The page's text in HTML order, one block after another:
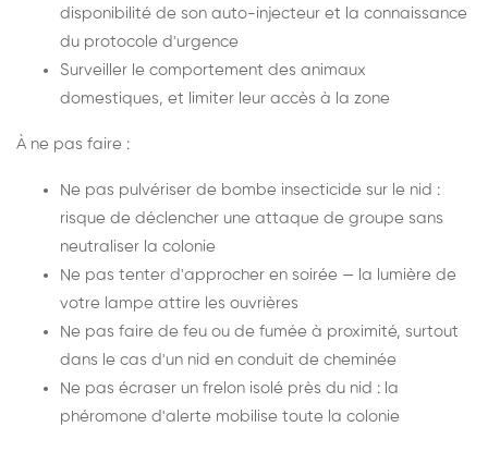
disponibilité de son auto-injecteur et la connaissance
du protocole d'urgence
Surveiller le comportement des animaux
domestiques, et limiter leur accès à la zone
À ne pas faire :
Ne pas pulvériser de bombe insecticide sur le nid :
risque de déclencher une attaque de groupe sans
neutraliser la colonie
Ne pas tenter d'approcher en soirée — la lumière de
votre lampe attire les ouvrières
Ne pas faire de feu ou de fumée à proximité, surtout
dans le cas d'un nid en conduit de cheminée
Ne pas écraser un frelon isolé près du nid : la
phéromone d'alerte mobilise toute la colonie